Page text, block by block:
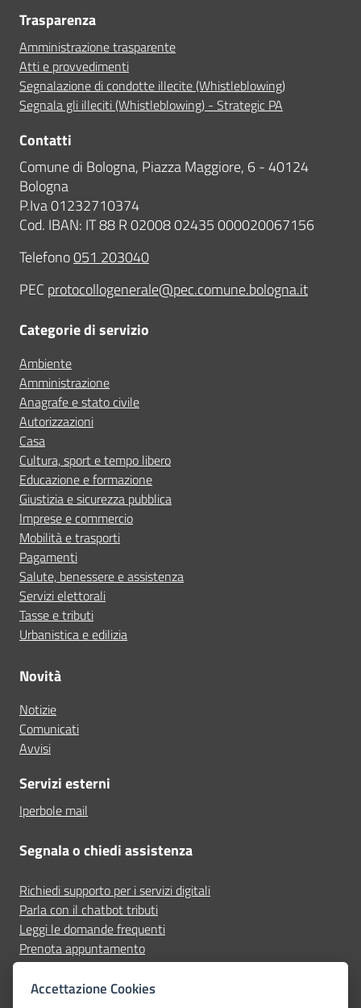
Trasparenza
Amministrazione trasparente
Atti e provvedimenti
Segnalazione di condotte illecite (Whistleblowing)
Segnala gli illeciti (Whistleblowing) - Strategic PA
Contatti
Comune di Bologna, Piazza Maggiore, 6 - 40124
Bologna
P.Iva 01232710374
Cod. IBAN: IT 88 R 02008 02435 000020067156
Telefono051 203040
PEC protocollogenerale@pec.comune.bologna.it
Categorie di servizio
Ambiente
Amministrazione
Anagrafe e stato civile
Autorizzazioni
Casa
Cultura, sport e tempo libero
Educazione e formazione
Giustizia e sicurezza pubblica
Imprese e commercio
Mobilità e trasporti
Pagamenti
Salute, benessere e assistenza
Servizi elettorali
Tasse e tributi
Urbanistica e edilizia
Novità
Notizie
Comunicati
Avvisi
Servizi esterni
Iperbole mail
Segnala o chiedi assistenza
Richiedi supporto per i servizi digitali
Parla con il chatbot tributi
Leggi le domande frequenti
Prenota appuntamento
Segnala disservizio
Accettazione Cookies